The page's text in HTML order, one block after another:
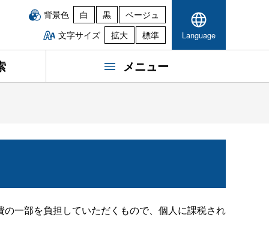
背景色 白 黒
ベージュ
文字サイズ
拡大 標準 Language
メニュー
一部を負担していただくもので、個人に課税され